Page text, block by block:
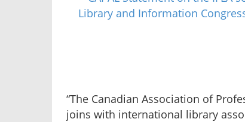
“The Canadian Association of
joins with international library